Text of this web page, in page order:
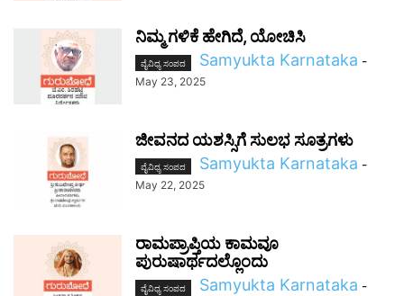
ನಿಮ್ಮ ಗಳಿಕೆ ಹೇಗಿದೆ, ಯೋಚಿಸಿ
ವೈವಿಧ್ಯ ಸಂಪದ Samyukta Karnataka -
May 23, 2025
ಜೀವನದ ಯಶಸ್ಸಿಗೆ ಸುಲಭ ಸೂತ್ರಗಳು
ವೈವಿಧ್ಯ ಸಂಪದ Samyukta Karnataka -
May 22, 2025
ರಾಮಪ್ರಾಪ್ತಿಯ ಕಾಮವೂ
ಪುರುಷಾರ್ಥದಲ್ಲೊಂದು
ವೈವಿಧ್ಯ ಸಂಪದ Samyukta Karnataka -